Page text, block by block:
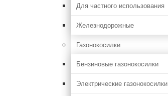
Для частного использования
Железнодорожные
Газонокосилки
Бензиновые газонокосилки
Электрические газонокосилки